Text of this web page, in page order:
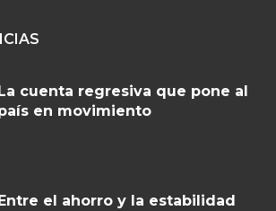
La cuenta regresiva que pone al
en movimiento
Entre el ahorro y la estabilidad